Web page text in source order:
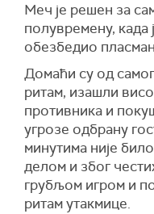
Меч је решен за
полувремену, када
обезбедио
Домаћи су од
ритам, изашли
противника и
угрозе одбрану
минутима није
делом и због
грубљом игром и
ритам утакмице.